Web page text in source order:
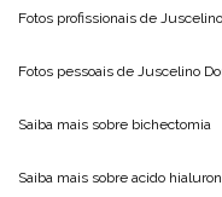
Fotos profissionais de
Fotos pessoais de Juscelino
Saiba mais sobre bichectomia
Saiba mais sobre acido